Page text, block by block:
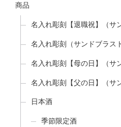
商品
名入れ彫刻【退職祝】（サ
名入れ彫刻（サンドブラス
名入れ彫刻【母の日】（サ
名入れ彫刻【父の日】（サ
日本酒
季節限定酒